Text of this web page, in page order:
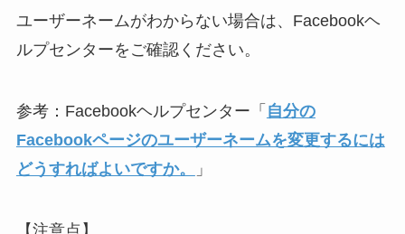
ユーザーネームがわからない場合は、Facebookヘ
ルプセンターをご確認ください。
参考：Facebookヘルプセンター「 自分の
Facebookページのユーザーネームを変更するには
どうすればよいですか。
」